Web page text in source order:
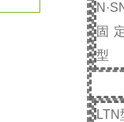
N ·
固
型
LTN